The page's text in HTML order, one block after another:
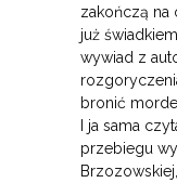
zakończą na
już
wywiad z
bronić
I ja sama
przebiegu